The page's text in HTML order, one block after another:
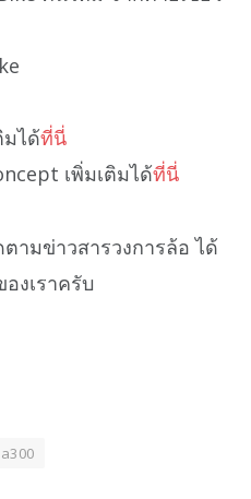
มได้ที่นี่
เพิ่มเติมได้ที่นี่
ามข่าวสารวงการล้อ ได้
งเราครับ